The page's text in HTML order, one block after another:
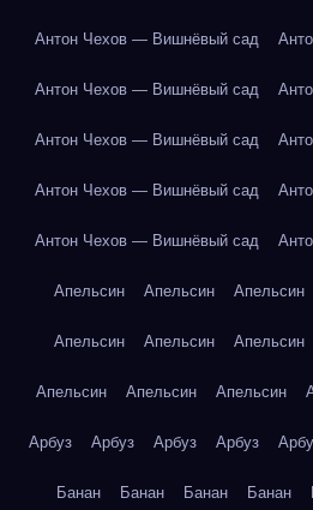
Антон Чехов — Вишнёвый сад
Антон Чехов — Вишнёвый сад
Антон Чехов — Вишнёвый сад
Антон Чехов — Вишнёвый сад
Антон Чехов — Вишнёвый сад
Апельсин Апельсин Апельсин
Апельсин Апельсин Апельсин
Апельсин Апельсин Апельсин
Арбуз Арбуз Арбуз Арбуз
Банан Банан Банан Банан